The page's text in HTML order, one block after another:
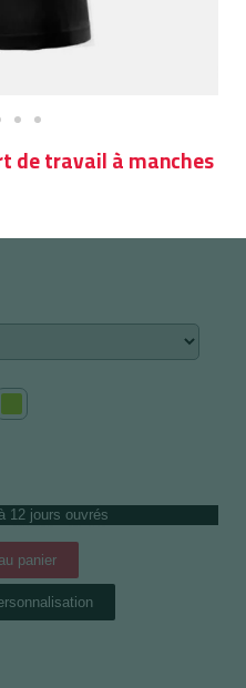
de travail à manches
12 jours ouvrés
panier